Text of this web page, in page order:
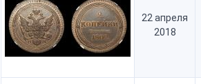
22 апреля
2018